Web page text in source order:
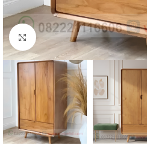
Click to enlarge